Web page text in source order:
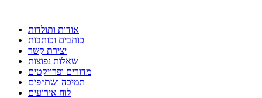
אודות ותולדות
כותבים וכותבות
יצירת קשר
שאלות נפוצות
מדורים ופרויקטים
תמיכה ושת״פים
לוח אירועים